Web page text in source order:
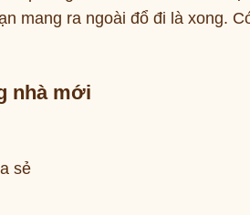
mang ra ngoài đổ đi là xong.
nhà mới
sẻ